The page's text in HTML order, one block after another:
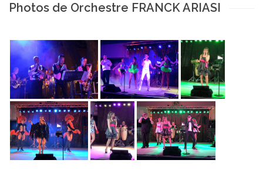
Photos de Orchestre FRANCK ARIASI